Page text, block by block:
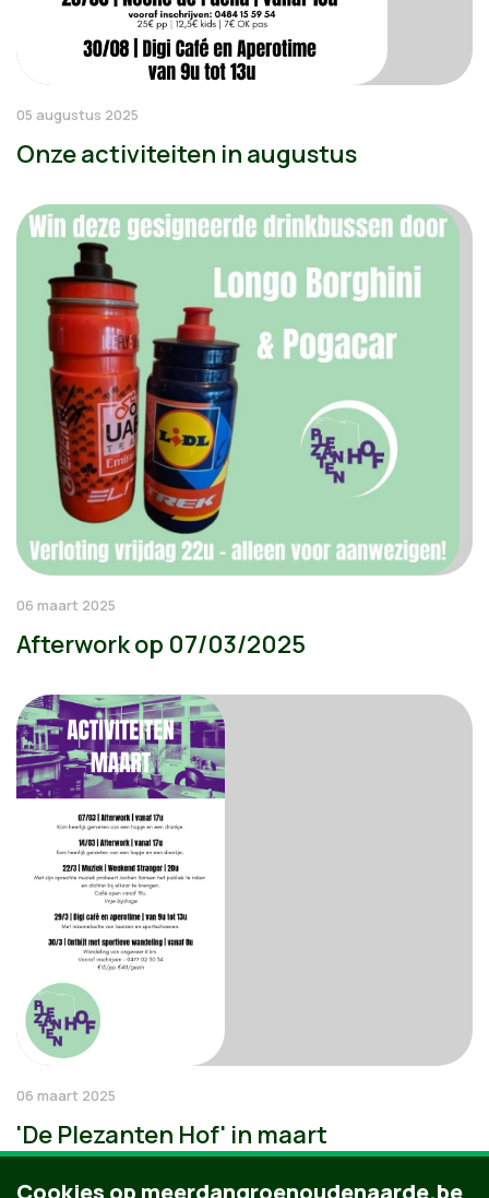
05 augustus 2025
Onze activiteiten in augustus
06 maart 2025
Afterwork op 07/03/2025
06 maart 2025
'De Plezanten Hof' in maart
Cookies op meerdangroenoudenaarde.be